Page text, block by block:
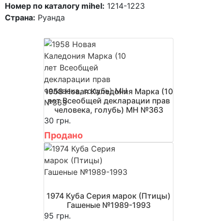
Номер по каталогу mihel: 1214-1223
Страна: Руанда
1958 Новая Каледония Марка (10
лет Всеобщей декларации прав
человека, голубь) MH №363
30 грн.
Продано
1974 Куба Серия марок (Птицы)
Гашеные №1989-1993
95 грн.